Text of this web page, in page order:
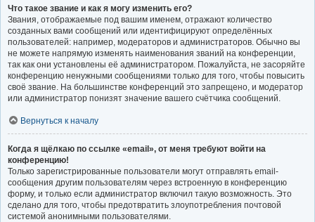
Что такое звание и как я могу изменить его?
Звания, отображаемые под вашим именем, отражают количество
созданных вами сообщений или идентифицируют определённых
пользователей: например, модераторов и администраторов. Обычно вы
не можете напрямую изменять наименования званий на конференции,
так как они установлены её администратором. Пожалуйста, не засоряйте
конференцию ненужными сообщениями только для того, чтобы повысить
своё звание. На большинстве конференций это запрещено, и модератор
или администратор понизят значение вашего счётчика сообщений.
Вернуться к началу
Когда я щёлкаю по ссылке «email», от меня требуют войти на
конференцию!
Только зарегистрированные пользователи могут отправлять email-
сообщения другим пользователям через встроенную в конференцию
форму, и только если администратор включил такую возможность. Это
сделано для того, чтобы предотвратить злоупотребления почтовой
системой анонимными пользователями.